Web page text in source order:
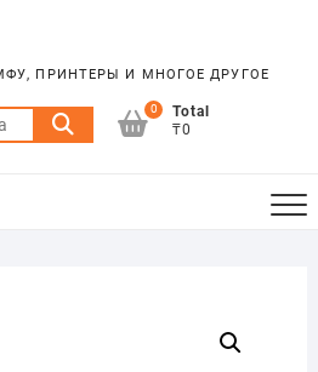
ПРИНТЕРЫ И МНОГОЕ ДРУГОЕ
Искать:
0
Total
₸0